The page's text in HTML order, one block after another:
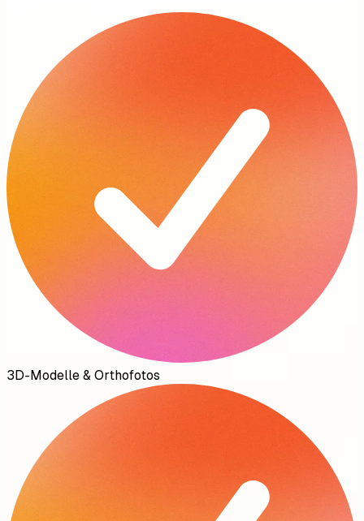
3D-Modelle & Orthofotos